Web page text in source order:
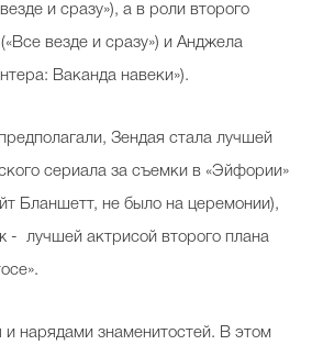
и сразу»), а в роли второго
везде и сразу») и Анджела
Ваканда навеки»).
Зендая стала лучшей
сериала за съемки в «Эйфории»
Бланшетт, не было на церемонии),
лучшей актрисой второго плана
нарядами знаменитостей. В этом